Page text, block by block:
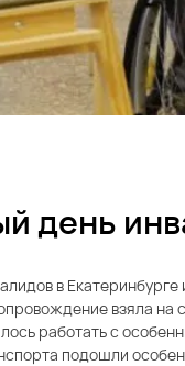
день
в
взяла на
работать с
подошли